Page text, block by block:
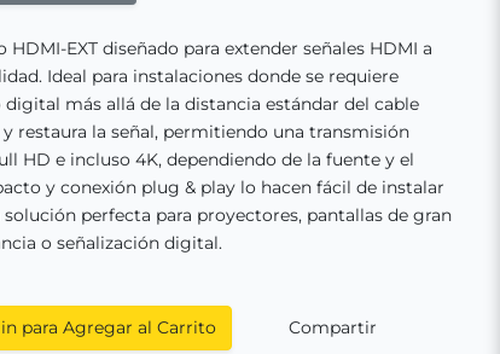
EXT diseñado para extender señales HDMI a
Ideal para instalaciones donde se requiere
más allá de la distancia estándar del cable
restaura la señal, permitiendo una transmisión
HD e incluso 4K, dependiendo de la fuente y el
y conexión plug & play lo hacen fácil de instalar
perfecta para proyectores, pantallas de gran
o señalización digital.
para Agregar al Carrito Compartir